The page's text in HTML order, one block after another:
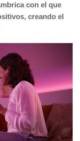
con el que
creando el